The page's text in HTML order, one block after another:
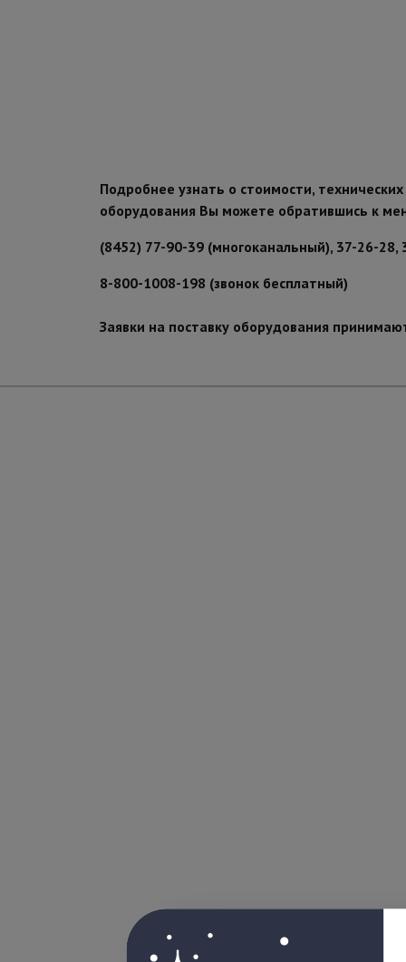
Подробнее узнать о стоимости,
оборудования Вы можете обратившись к
(8452) 77-90-39 (многоканальный), 37-26-28,
8-800-1008-198 (звонок бесплатный)
Заявки на поставку оборудования